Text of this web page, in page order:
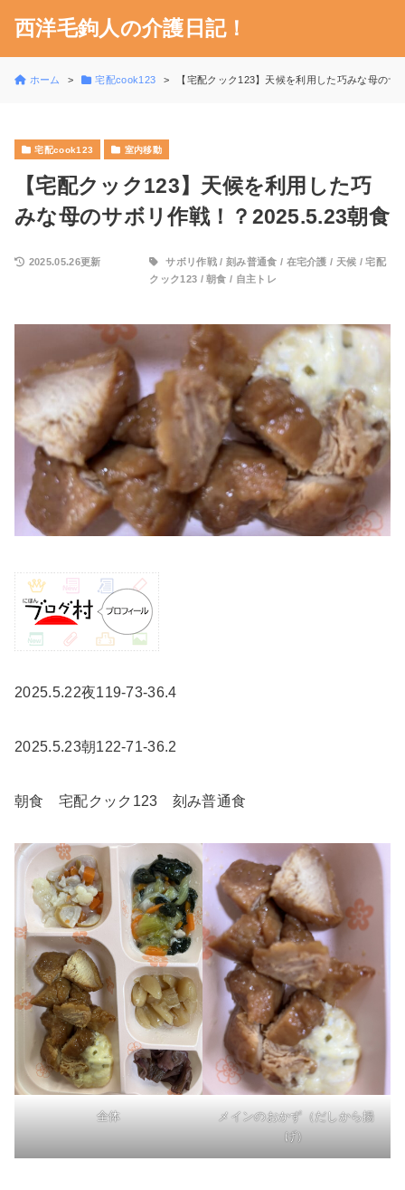
西洋毛鉤人の介護日記！
ホーム 宅配cook123 【宅配クック123】天候を利用した巧みな母の
宅配cook123 室内移動
【宅配クック123】天候を利用した巧
みな母のサボリ作戦！？2025.5.23朝食
2025.05.26更新 サボリ作戦/ 刻み普通食 / 在宅介護 / 天候 /宅配
クック123 /朝食 / 自主トレ
2025.5.22夜119-73-36.4
2025.5.23朝122-71-36.2
朝食 宅配クック123 刻み普通食
全体
メインのおかず（だしから揚
げ）